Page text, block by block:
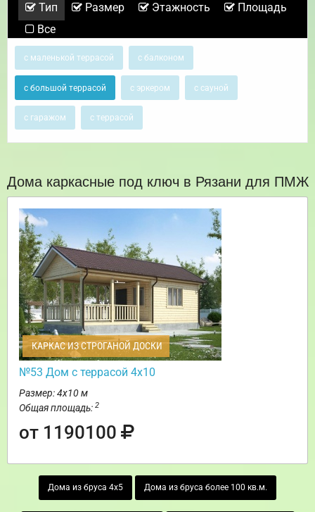
Тип Размер Этажность
Площадь
Все
с маленькой террасой с балконом
с большой террасой с эркером с сауной
с гаражом с террасой
Дома каркасные под ключ в Рязани для ПМЖ
КАРКАС ИЗ СТРОГАНОЙ ДОСКИ
№53 Дом с террасой 4х10
Размер: 4х10 м
Общая площадь: 2
от 1190100
Дома из бруса 4х5 Дома из бруса более 100 кв.м.